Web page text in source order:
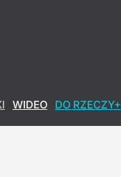
WIDEO DO RZECZY+